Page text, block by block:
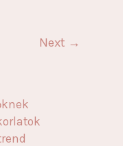
Next →